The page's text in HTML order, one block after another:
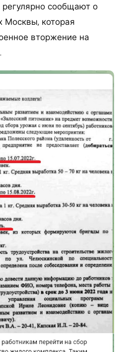
сообщают о
Москвы, которая
вторжение на